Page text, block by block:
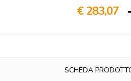
€ 283,07
SCHEDA